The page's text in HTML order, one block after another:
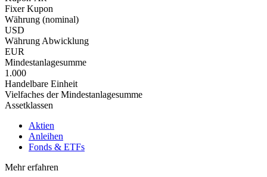
Fixer Kupon
Währung (nominal)
USD
Währung Abwicklung
EUR
Mindestanlagesumme
1.000
Handelbare Einheit
Vielfaches der Mindestanlagesumme
Assetklassen
Aktien
Anleihen
Fonds & ETFs
Mehr erfahren